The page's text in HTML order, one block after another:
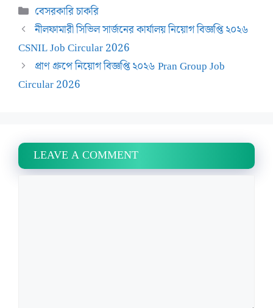
Categories
বেসরকারি চাকরি
নীলফামারী সিভিল সার্জনের কার্যালয় নিয়োগ বিজ্ঞপ্তি ২০২৬
CSNIL Job Circular 2026
প্রাণ গ্রুপে নিয়োগ বিজ্ঞপ্তি ২০২৬ Pran Group Job
Circular 2026
LEAVE A COMMENT